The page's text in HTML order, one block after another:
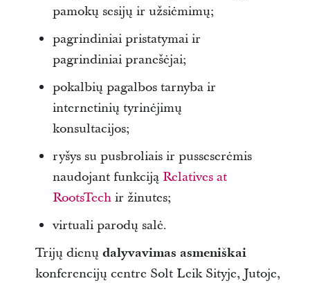
pamokų sesijų ir užsiėmimų;
pagrindiniai pristatymai ir
pagrindiniai pranešėjai;
pokalbių pagalbos tarnyba ir
internetinių tyrinėjimų
konsultacijos;
ryšys su pusbroliais ir pusseserėmis
naudojant funkciją Relatives at
RootsTechir žinutes;
virtuali parodų salė.
Trijų dienų dalyvavimas asmeniškai
konferencijų centre Solt Leik Sityje, Jutoje,